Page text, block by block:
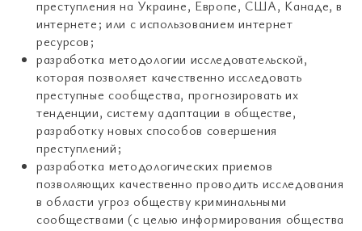
преступления на Украине, Европе, США, Канаде, в
интернете; или с использованием интернет
ресурсов;
разработка методологии исследовательской,
которая позволяет качественно исследовать
преступные сообщества, прогнозировать их
тенденции, систему адаптации в обществе,
разработку новых способов совершения
преступлений;
разработка методологических приемов
позволяющих качественно проводить исследования
в области угроз обществу криминальными
сообществами (с целью информирования общества